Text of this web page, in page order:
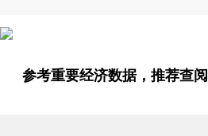
参考重要经济数据，推荐查阅